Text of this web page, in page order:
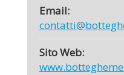
Email:
Sito Web: